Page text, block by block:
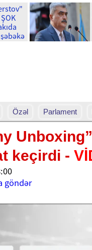
Özəl Parlament
keçirdi -
göndər